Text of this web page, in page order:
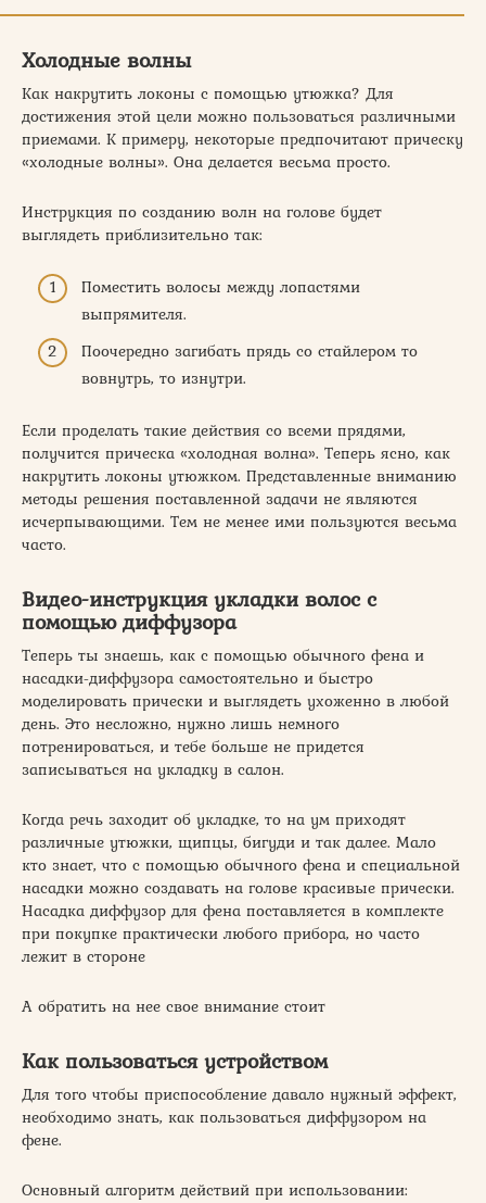
Холодные волны
Как накрутить локоны с помощью утюжка? Для
достижения этой цели можно пользоваться различными
приемами. К примеру, некоторые предпочитают прическу
«холодные волны». Она делается весьма просто.
Инструкция по созданию волн на голове будет
выглядеть приблизительно так:
Поместить волосы между лопастями
выпрямителя.
Поочередно загибать прядь со стайлером то
вовнутрь, то изнутри.
Если проделать такие действия со всеми прядями,
получится прическа «холодная волна». Теперь ясно, как
накрутить локоны утюжком. Представленные вниманию
методы решения поставленной задачи не являются
исчерпывающими. Тем не менее ими пользуются весьма
часто.
Видео-инструкция укладки волос с
помощью диффузора
Теперь ты знаешь, как с помощью обычного фена и
насадки-диффузора самостоятельно и быстро
моделировать прически и выглядеть ухоженно в любой
день. Это несложно, нужно лишь немного
потренироваться, и тебе больше не придется
записываться на укладку в салон.
Когда речь заходит об укладке, то на ум приходят
различные утюжки, щипцы, бигуди и так далее. Мало
кто знает, что с помощью обычного фена и специальной
насадки можно создавать на голове красивые прически.
Насадка диффузор для фена поставляется в комплекте
при покупке практически любого прибора, но часто
лежит в стороне
А обратить на нее свое внимание стоит
Как пользоваться устройством
Для того чтобы приспособление давало нужный эффект,
необходимо знать, как пользоваться диффузором на
фене.
Основный алгоритм действий при использовании: